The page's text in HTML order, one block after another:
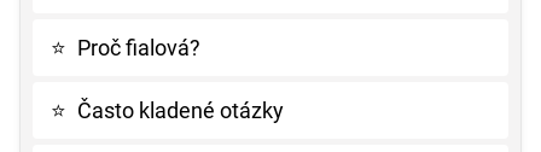
⭐ Proč fialová?
⭐ Často kladené otázky